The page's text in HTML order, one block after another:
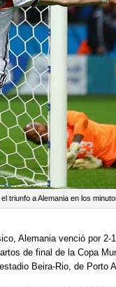
triunfo a Alemania en los
Alemania venció por 2-
de final de la Copa
Beira-Rio, de Porto